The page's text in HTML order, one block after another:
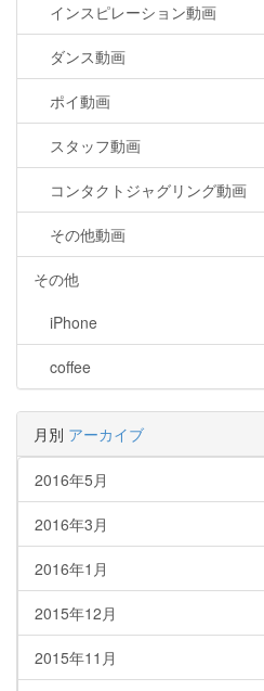
インスピレーション動画
ダンス動画
ポイ動画
スタッフ動画
コンタクトジャグリング動画
その他動画
その他
iPhone
coffee
月別 アーカイブ
2016年5月
2016年3月
2016年1月
2015年12月
2015年11月